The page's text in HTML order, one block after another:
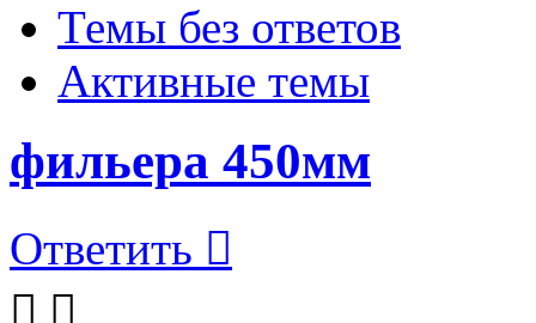
Темы без ответов
Активные темы
фильера 450мм
Ответить